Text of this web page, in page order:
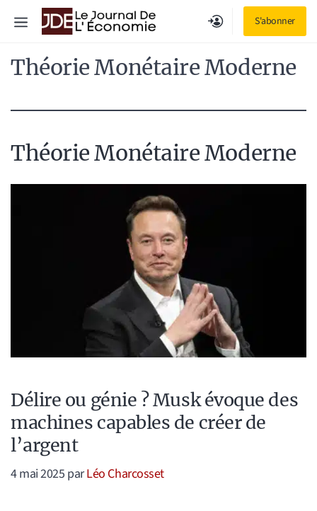
S'abonner
Menu
Théorie Monétaire Moderne
Théorie Monétaire Moderne
Délire ou génie ? Musk évoque des
machines capables de créer de
l’argent
4 mai 2025 parLéo Charcosset